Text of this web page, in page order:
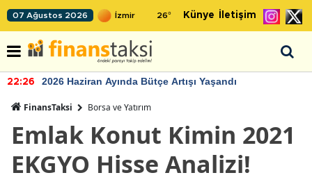
07 Ağustos 2026 26° Künye İletişim
22:26 2026 Haziran Ayında Bütçe Artışı Yaşandı
FinansTaksi Borsa ve Yatırım
Emlak Konut Kimin 2021
EKGYO Hisse Analizi!